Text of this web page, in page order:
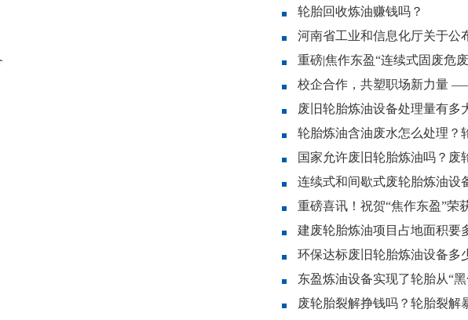
轮胎回收炼油赚钱吗？
废旧轮胎炼油设备处理量有多
轮胎炼油含油废水怎么处理？
国家允许废旧轮胎炼油吗？废
连续式和间歇式废轮胎炼油设
重磅喜讯！祝贺“焦作东盈”荣
建废轮胎炼油项目占地面积要
环保达标废旧轮胎炼油设备多
东盈炼油设备实现了轮胎从“
废轮胎裂解挣钱吗？轮胎裂解